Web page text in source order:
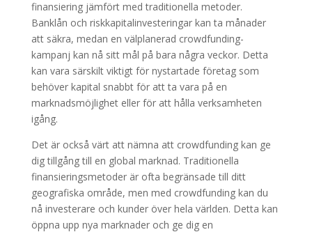
finansiering jämfört med traditionella metoder.
Banklån och riskkapitalinvesteringar kan ta månader
att säkra, medan en välplanerad crowdfunding-
kampanj kan nå sitt mål på bara några veckor. Detta
kan vara särskilt viktigt för nystartade företag som
behöver kapital snabbt för att ta vara på en
marknadsmöjlighet eller för att hålla verksamheten
igång.
Det är också värt att nämna att crowdfunding kan ge
dig tillgång till en global marknad. Traditionella
finansieringsmetoder är ofta begränsade till ditt
geografiska område, men med crowdfunding kan du
nå investerare och kunder över hela världen. Detta kan
öppna upp nya marknader och ge dig en